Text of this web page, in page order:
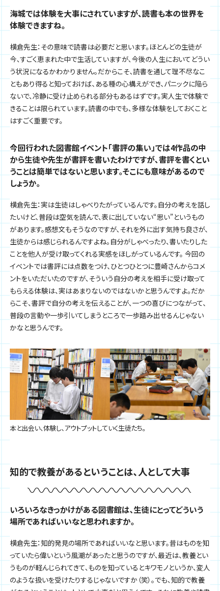
海城では体験を大事にされていますが、読書も本の世界を
体験できますね。
横倉先生：その意味で読書は必要だと思います。ほとんどの生徒が
今、すごく恵まれた中で生活していますが、今後の人生においてどうい
う状況になるかわかりません。だからこそ、読書を通して理不尽なこ
ともあり得ると知っておけば、ある種の心構えができ、パニックに陥ら
ないで、冷静に受け止められる部分もあるはずです。実人生で体験で
きることは限られています。読書の中でも、多様な体験をしておくこと
はすごく重要です。
今回行われた図書館イベント「書評の集い」では4作品の中
から生徒や先生が書評を書いたわけですが、書評を書くとい
うことは簡単ではないと思います。そこにも意味があるので
しょうか。
横倉先生：実は生徒はしゃべりたがっているんです。自分の考えを話し
たいけど、普段は空気を読んで、表に出していない“思い”というもの
があります。感想文もそうなのですが、それを外に出す気持ち良さが、
生徒からは感じられるんですよね。自分がしゃべったり、書いたりした
ことを他人が受け取ってくれる実感をほしがっているんです。 今回の
イベントでは書評には点数をつけ、ひとつひとつに豊崎さんからコメ
ントをいただいたのですが、そういう自分の考えを相手に受け取って
もらえる体験は、実はあまりないのではないかと思うんですよ。だか
らこそ、書評で自分の考えを伝えることが、一つの喜びにつながって、
普段の言動や一歩引いてしまうところで一歩踏み出せるんじゃない
かなと思うんです。
本と出会い、体験し、アウトプットしていく生徒たち。
知的で教養があるということは、人として大事
いろいろなきっかけがある図書館は、生徒にとってどういう
場所であればいいなと思われますか。
横倉先生：知的発見の場所であればいいなと思います。昔はものを知
っていたら偉いという風潮があったと思うのですが、最近は、教養とい
うものが軽んじられてきて、ものを知っているとキワモノというか、変人
のような扱いを受けたりするじゃないですか（笑）。でも、知的で教養